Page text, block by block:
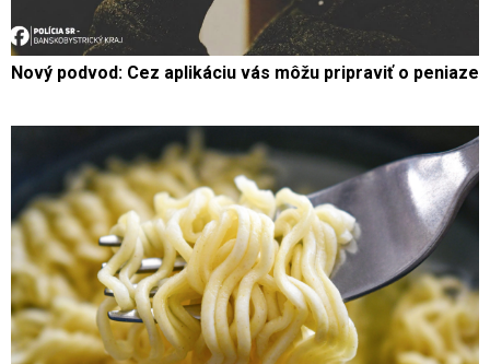
Nový podvod: Cez aplikáciu vás môžu pripraviť o peniaze